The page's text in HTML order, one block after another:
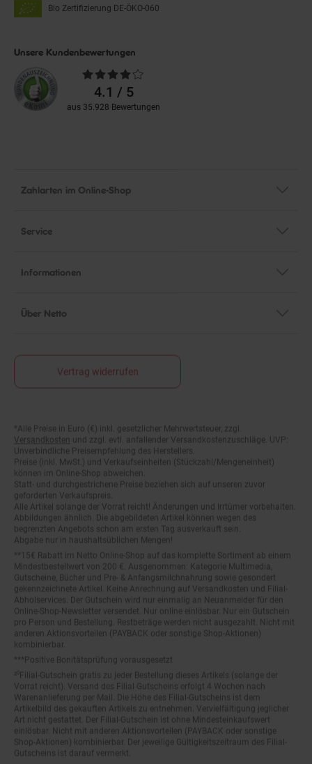
Bio Zertifizierung DE-ÖKO-060
Unsere Kundenbewertungen
Durchschnittliche
Bewertungen4.1 / 5
aus 35.928 Bewertungen
Über Netto
Fußnoten
Versandkosten und zzgl. evtl. anfallender Versandkostenzuschläge. UVP:
Unverbindliche Preisempfehlung des Herstellers.
Preise (inkl. MwSt.) und Verkaufseinheiten (Stückzahl/Mengeneinheit)
können im Online-Shop abweichen.
Statt- und durchgestrichene Preise beziehen sich auf unseren zuvor
geforderten Verkaufspreis.
Alle Artikel solange der Vorrat reicht! Änderungen und Irrtümer vorbehalten.
Abbildungen ähnlich. Die abgebildeten Artikel können wegen des
begrenzten Angebots schon am ersten Tag ausverkauft sein.
Abgabe nur in haushaltsüblichen Mengen!
Mindestbestellwert von 200 €. Ausgenommen: Kategorie Multimedia,
Gutscheine, Bücher und Pre- & Anfangsmilchnahrung sowie gesondert
gekennzeichnete Artikel. Keine Anrechnung auf Versandkosten und Filial-
Abholservices. Der Gutschein wird nur einmalig an Neuanmelder für den
Online-Shop-Newsletter versendet. Nur online einlösbar. Nur ein Gutschein
pro Person und Bestellung. Restbeträge werden nicht ausgezahlt. Nicht mit
anderen Aktionsvorteilen (PAYBACK oder sonstige Shop-Aktionen)
kombinierbar.
Vorrat reicht). Versand des Filial-Gutscheins erfolgt 4 Wochen nach
Warenanlieferung per Mail. Die Höhe des Filial-Gutscheins ist dem
Artikelbild des gekauften Artikels zu entnehmen. Vervielfältigung jeglicher
Art nicht gestattet. Der Filial-Gutschein ist ohne Mindesteinkaufswert
einlösbar. Nicht mit anderen Aktionsvorteilen (PAYBACK oder sonstige
Shop-Aktionen) kombinierbar. Der jeweilige Gültigkeitszeitraum des Filial-
Gutscheins ist darauf vermerkt.